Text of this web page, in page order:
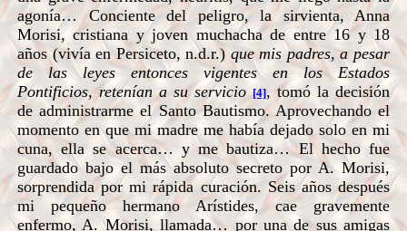
agonía… Conciente del peligro, la sirvienta, Anna
Morisi, cristiana y joven muchacha de entre 16 y 18
años (vivía en Persiceto, n.d.r.)que mis padres, a pesar
de las leyes entonces vigentes en los Estados
Pontificios, retenían a su servicio [4], tomó la decisión
de administrarme el Santo Bautismo. Aprovechando el
momento en que mi madre me había dejado solo en mi
cuna, ella se acerca… y me bautiza… El hecho fue
guardado bajo el más absoluto secreto por A. Morisi,
sorprendida por mi rápida curación. Seis años después
mi pequeño hermano Arístides, cae gravemente
enfermo, A. Morisi, llamada… por una de sus amigas